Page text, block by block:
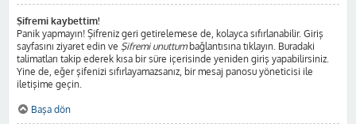
Şifremi kaybettim!
Panik yapmayın! Şifreniz geri getirelemese de, kolayca sıfırlanabilir. Giriş
sayfasını ziyaret edin ve Şifremi unuttumbağlantısına tıklayın. Buradaki
talimatları takip ederek kısa bir süre içerisinde yeniden giriş yapabilirsiniz.
Yine de, eğer şifenizi sıfırlayamazsanız, bir mesaj panosu yöneticisi ile
iletişime geçin.
Başa dön